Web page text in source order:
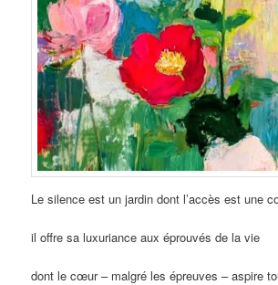
Le silence est un jardin dont l’accès est une
il offre sa luxuriance aux éprouvés de la vie
dont le cœur – malgré les épreuves – aspire